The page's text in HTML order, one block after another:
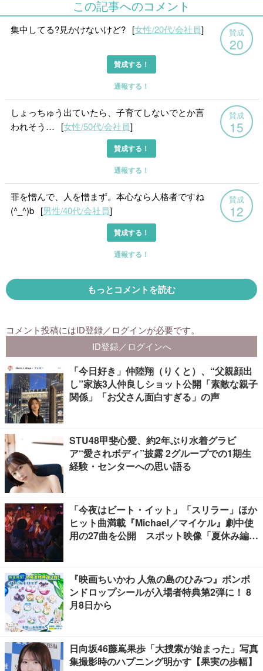
「今日好き」仲陸翔（りくと）、“父親顔出
し”家族3人仲良しショット公開「素敵な親子
関係」「お父さん面白すぎる」の声
STU48甲斐心愛、約2年ぶり水着グラビ
ア“愛されボディ”披露 2グループでの1期生
経験・センターへの思い語る
「今夜はビート・イット」「スリラー」ほか
ヒット曲満載『Michael／マイケル』劇中使
用の27曲を公開 スポット映像「夏休み編」
『映画ちいかわ 人魚の島のひみつ』ボンボ
ンドロップシールが入場者特典第2弾に！ 8
月8日から
日向坂46藤嶌果歩「大捜索が始まった」写真
集撮影時のハプニング明かす【果実の歩幅】